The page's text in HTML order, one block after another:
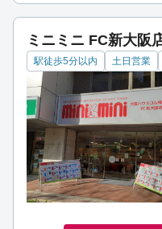
ミニミニ FC新大阪
駅徒歩5分以内 土日営業